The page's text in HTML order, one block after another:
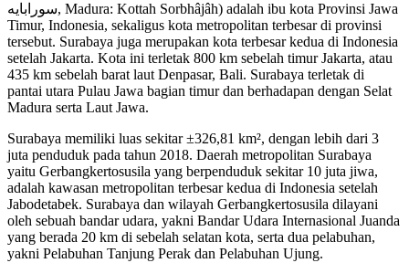
سورابايه, Madura: Kottah Sorbhâjâh) adalah ibu kota Provinsi Jawa
Timur, Indonesia, sekaligus kota metropolitan terbesar di provinsi
tersebut. Surabaya juga merupakan kota terbesar kedua di Indonesia
setelah Jakarta. Kota ini terletak 800 km sebelah timur Jakarta, atau
435 km sebelah barat laut Denpasar, Bali. Surabaya terletak di
pantai utara Pulau Jawa bagian timur dan berhadapan dengan Selat
Madura serta Laut Jawa.
Surabaya memiliki luas sekitar ±326,81 km², dengan lebih dari 3
juta penduduk pada tahun 2018. Daerah metropolitan Surabaya
yaitu Gerbangkertosusila yang berpenduduk sekitar 10 juta jiwa,
adalah kawasan metropolitan terbesar kedua di Indonesia setelah
Jabodetabek. Surabaya dan wilayah Gerbangkertosusila dilayani
oleh sebuah bandar udara, yakni Bandar Udara Internasional Juanda
yang berada 20 km di sebelah selatan kota, serta dua pelabuhan,
yakni Pelabuhan Tanjung Perak dan Pelabuhan Ujung.